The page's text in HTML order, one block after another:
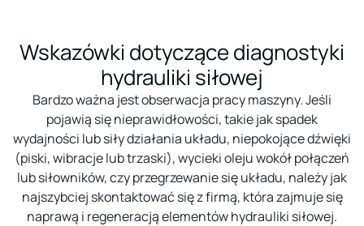
Wskazówki dotyczące diagnostyki
hydrauliki siłowej
Bardzo ważna jest obserwacja pracy maszyny. Jeśli
pojawią się nieprawidłowości, takie jak spadek
wydajności lub siły działania układu, niepokojące dźwięki
(piski, wibracje lub trzaski), wycieki oleju wokół połączeń
lub siłowników, czy przegrzewanie się układu, należy jak
najszybciej skontaktować się z firmą, która zajmuje się
naprawą i regeneracją elementów hydrauliki siłowej.